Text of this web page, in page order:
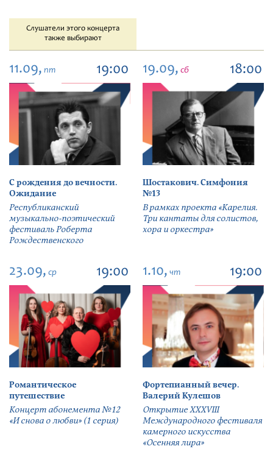
Слушатели этого концерта
также выбирают
11.09, пт 19:00
С рождения до вечности.
Ожидание
Республиканский
музыкально-поэтический
фестиваль Роберта
Рождественского
19.09, сб 18:00
Шостакович. Симфония
№13
В рамках проекта «Карелия.
Три кантаты для солистов,
хора и оркестра»
23.09, ср 19:00
Романтическое
путешествие
Концерт абонемента №12
«И снова о любви» (1 серия)
1.10, чт 19:00
Фортепианный вечер.
Валерий Кулешов
Открытие ХХХVIII
Международного фестиваля
камерного искусства
«Осенняя лира»